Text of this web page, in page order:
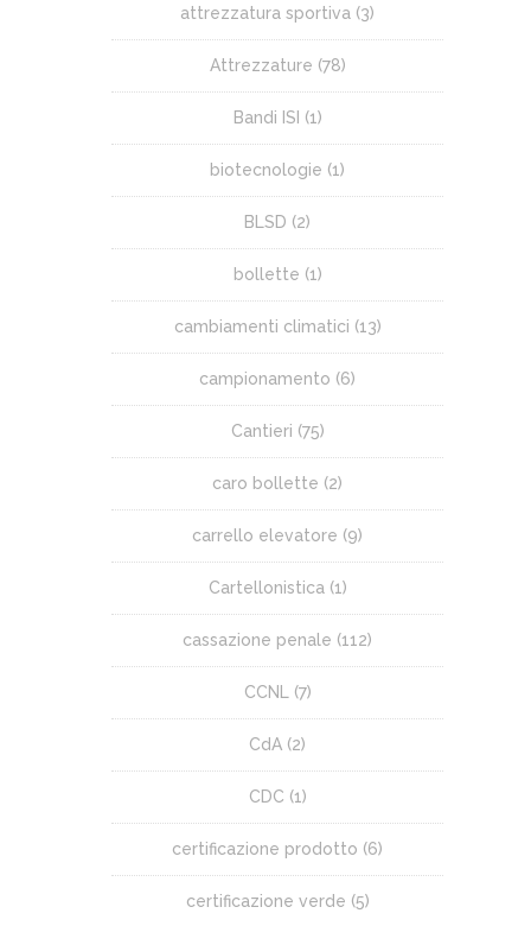
attrezzatura sportiva (3)
Attrezzature (78)
Bandi ISI (1)
biotecnologie (1)
BLSD (2)
bollette (1)
cambiamenti climatici (13)
campionamento (6)
Cantieri (75)
caro bollette (2)
carrello elevatore (9)
Cartellonistica (1)
cassazione penale (112)
CCNL (7)
CdA (2)
CDC (1)
certificazione prodotto (6)
certificazione verde (5)